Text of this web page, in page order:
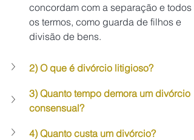
concordam com a separação e todos
os termos, como guarda de filhos e
divisão de bens.
2) O que é divórcio litigioso?
3) Quanto tempo demora um divórcio
consensual?
4) Quanto custa um divórcio?